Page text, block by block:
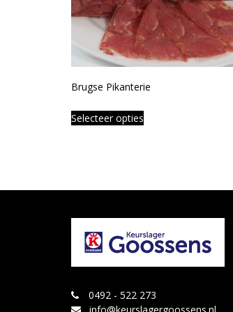
Brugse Pikanterie
Selecteer opties
0492 - 522 273
info@keurslagergoossens.nl